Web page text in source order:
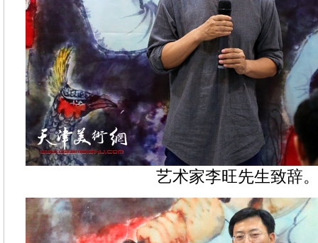
艺术家李旺先生致辞